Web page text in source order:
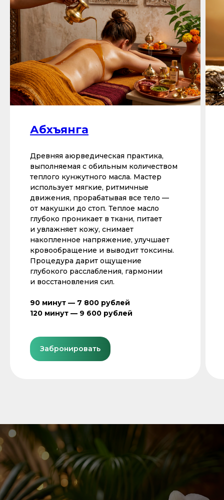
Абхъянга
Древняя аюрведическая практика,
выполняемая с обильным количеством
теплого кунжутного масла. Мастер
использует мягкие, ритмичные
движения, прорабатывая все тело —
от макушки до стоп. Теплое масло
глубоко проникает в ткани, питает
и увлажняет кожу, снимает
накопленное напряжение, улучшает
кровообращение и выводит токсины.
Процедура дарит ощущение
глубокого расслабления, гармонии
и восстановления сил.
90 минут — 7 800 рублей
120 минут — 9 600 рублей
Забронировать